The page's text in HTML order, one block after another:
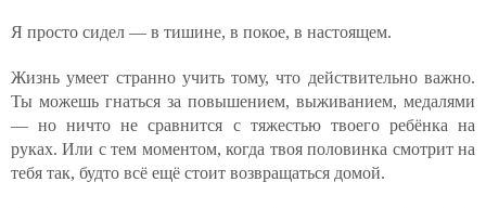
Я просто сидел — в тишине, в покое, в настоящем.
Жизнь умеет странно учить тому, что действительно важно.
Ты можешь гнаться за повышением, выживанием, медалями
— но ничто не сравнится с тяжестью твоего ребёнка на
руках. Или с тем моментом, когда твоя половинка смотрит на
тебя так, будто всё ещё стоит возвращаться домой.